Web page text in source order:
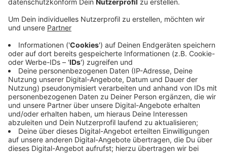
Sicherheit beim Baden
Anzeige
Eine neue Aufgabe für den KOD werden Kontrollen am
Rhein. Das Baden im Rhein in Leverkusen ist ähnlich wie
in unseren Nachbarstädten Köln und Düsseldorf seit
kurzem verboten. Für die kommende Badesaison
bedeutet das: Wer tiefer als bis zum Knöchel ins
Wasser geht, riskiert ein Bußgeld von bis zu 1.000
Euro.
Anzeige